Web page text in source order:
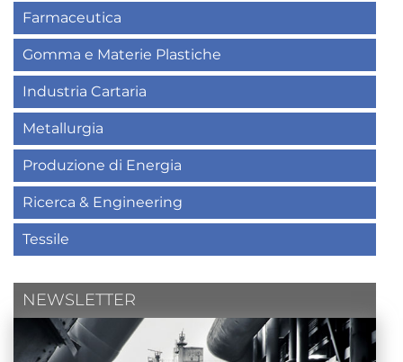
Farmaceutica
Gomma e Materie Plastiche
Industria Cartaria
Metallurgia
Produzione di Energia
Ricerca & Engineering
Tessile
NEWSLETTER